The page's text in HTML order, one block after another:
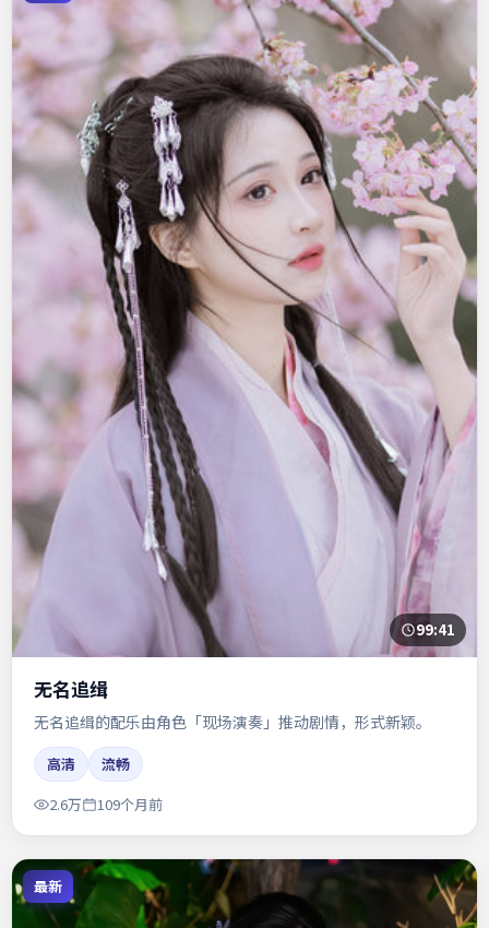
99:41
无名追缉
无名追缉的配乐由角色「现场演奏」推动剧情，形式新颖。
高清
流畅
2.6万
109个月前
最新